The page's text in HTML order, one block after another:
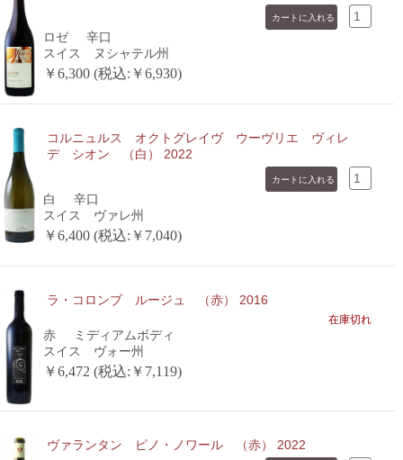
ロゼ
辛口
スイス ヌシャテル州
￥6,300 (税込:￥6,930)
コルニュルス オクトグレイヴ ウーヴリエ ヴィレ
デ シオン （白） 2022
白
辛口
スイス ヴァレ州
￥6,400 (税込:￥7,040)
ラ・コロンブ ルージュ （赤） 2016
在庫切れ
赤
ミディアムボディ
スイス ヴォー州
￥6,472 (税込:￥7,119)
ヴァランタン ピノ・ノワール （赤） 2022